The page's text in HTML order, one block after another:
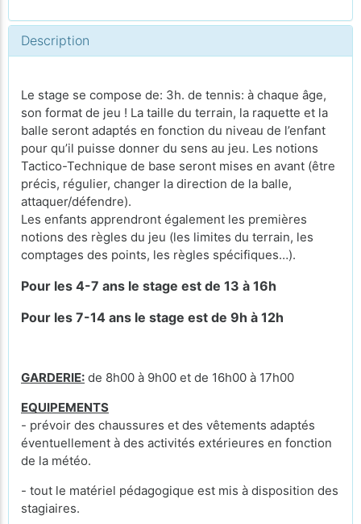
Description
Le stage se compose de: 3h. de tennis: à chaque âge,
son format de jeu ! La taille du terrain, la raquette et la
balle seront adaptés en fonction du niveau de l’enfant
pour qu’il puisse donner du sens au jeu. Les notions
Tactico-Technique de base seront mises en avant (être
précis, régulier, changer la direction de la balle,
attaquer/défendre).
Les enfants apprendront également les premières
notions des règles du jeu (les limites du terrain, les
comptages des points, les règles spécifiques…).
Pour les 4-7 ans le stage est de 13 à 16h
Pour les 7-14 ans le stage est de 9h à 12h
GARDERIE: de 8h00 à 9h00 et de 16h00 à 17h00
EQUIPEMENTS
- prévoir des chaussures et des vêtements adaptés
éventuellement à des activités extérieures en fonction
de la météo.
- tout le matériel pédagogique est mis à disposition des
stagiaires.